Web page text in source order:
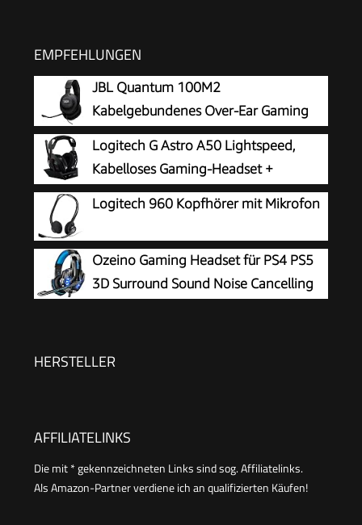
EMPFEHLUNGEN
JBL Quantum 100M2
Kabelgebundenes Over-Ear Gaming
Headset mit JBL QuantumSOUND
Signature, 3,5-mm-Klinke, Multi-Plattform-
Kompatibilität und abnehmbarem Mikrofon mit
Stummschaltungsoption, Schwarz
Logitech G Astro A50 Lightspeed,
Kabelloses Gaming-Headset +
Basisstation
Logitech 960 Kopfhörer mit Mikrofon
Ozeino Gaming Headset für PS4 PS5
3D Surround Sound Noise Cancelling
HERSTELLER
AFFILIATELINKS
Die mit * gekennzeichneten Links sind sog. Affiliatelinks.
Als Amazon-Partner verdiene ich an qualifizierten Käufen!